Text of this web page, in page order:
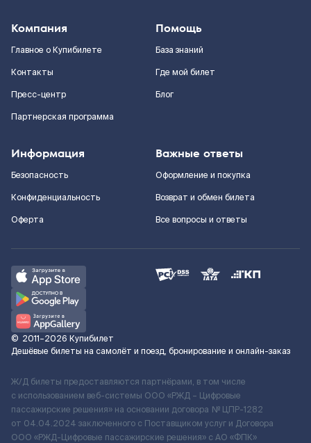
Компания
Главное о Купибилете
Контакты
Пресс-центр
Партнерская программа
Помощь
База знаний
Где мой билет
Блог
Информация
Безопасность
Конфиденциальность
Оферта
Важные ответы
Оформление и покупка
Возврат и обмен билета
Все вопросы и ответы
© 2011–2026 Купибилет
Дешёвые билеты на самолёт и поезд, бронирование и онлайн-заказ
Ж/Д билеты предоставляются партнёрами, в том числе
с использованием веб-системы ООО «РЖД – Цифровые
пассажирские решения» на основании договора № ЦПР-1282
от 04.04.2024 заключенного с Поставщиком услуг и Договора
ООО «РЖД-Цифровые пассажирские решения» c АО «ФПК»